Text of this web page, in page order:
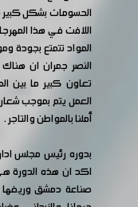
الحسومات بشكل كبير
اللافت في هذا
المواد تتمتع بجودة
النصر جمران ان
تعاون كبير ما بين
العمل يتم بموجب شعار
أملنا بالمواطن والتاجر .
بدوره رئيس مجلس
اكد ان هذه الدورة
صناعة دمشق